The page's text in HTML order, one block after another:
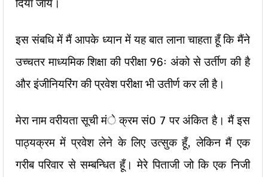
इस संबधि में मैं आपके ध्यान में यह बात लाना चाहता हूँ कि मैंने
उच्चतर माध्यमिक शिक्षा की परीक्षा 96ः अंको से उर्तीण की है
और इंजीनियरिंग की प्रवेश परीक्षा भी उतीर्ण कर ली है।
मेरा नाम वरीयता सूची मंे क्रम सं0 7 पर अंकित है। मैं इस
पाठ्यक्रम में प्रवेश लेने के लिए उत्सुक हूँ, लेकिन मैं एक
गरीब परिवार से सम्बन्धित हूँ। मेरे पिताजी जो कि एक निजी